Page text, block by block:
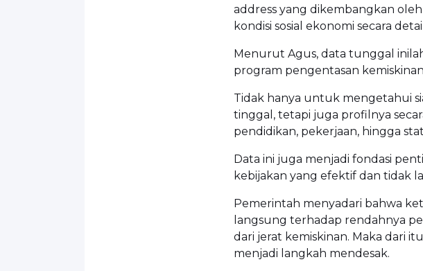
address yang dikembangkan
kondisi sosial ekonomi secara
Menurut Agus, data tunggal
program pengentasan
Tidak hanya untuk mengetahui
tinggal, tetapi juga profilnya
pendidikan, pekerjaan, hingga
Data ini juga menjadi fondasi
kebijakan yang efektif dan tidak
Pemerintah menyadari bahwa
langsung terhadap rendahnya
dari jerat kemiskinan. Maka dari
menjadi langkah mendesak.